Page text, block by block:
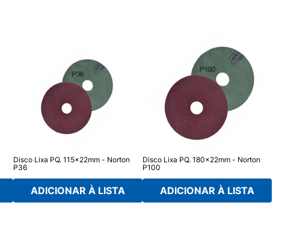
Disco Lixa PQ. 115x22mm - Norton
P36
ADICIONAR À LISTA
Disco Lixa PQ. 180x22mm - Norton
P100
ADICIONAR À LISTA